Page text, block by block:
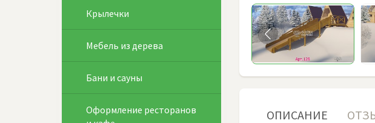
ОПИСАНИЕ
Крылечки
Мебель из дерева
Бани и сауны
Оформление ресторанов